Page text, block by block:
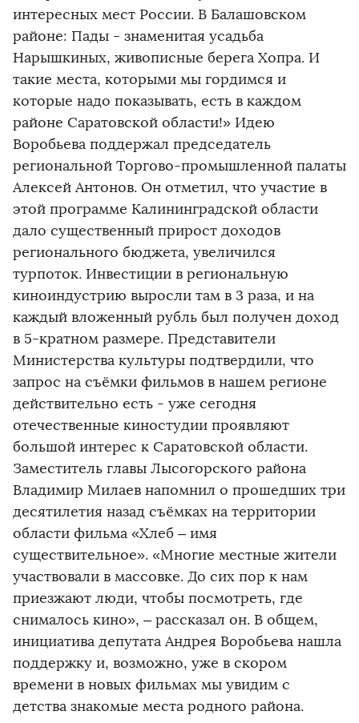
интересных мест России. В Балашовском
районе: Пады - знаменитая усадьба
Нарышкиных, живописные берега Хопра. И
такие места, которыми мы гордимся и
которые надо показывать, есть в каждом
районе Саратовской области!» Идею
Воробьева поддержал председатель
региональной Торгово-промышленной палаты
Алексей Антонов. Он отметил, что участие в
этой программе Калининградской области
дало существенный прирост доходов
регионального бюджета, увеличился
турпоток. Инвестиции в региональную
киноиндустрию выросли там в 3 раза, и на
каждый вложенный рубль был получен доход
в 5-кратном размере. Представители
Министерства культуры подтвердили, что
запрос на съёмки фильмов в нашем регионе
действительно есть - уже сегодня
отечественные киностудии проявляют
большой интерес к Саратовской области.
Заместитель главы Лысогорского района
Владимир Милаев напомнил о прошедших три
десятилетия назад съёмках на территории
области фильма «Хлеб – имя
существительное». «Многие местные жители
участвовали в массовке. До сих пор к нам
приезжают люди, чтобы посмотреть, где
снималось кино», – рассказал он. В общем,
инициатива депутата Андрея Воробьева нашла
поддержку и, возможно, уже в скором
времени в новых фильмах мы увидим с
детства знакомые места родного района.